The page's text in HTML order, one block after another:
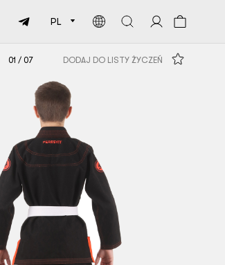
PL
01 / 07 DODAJ DO LISTY ŻYCZEŃ